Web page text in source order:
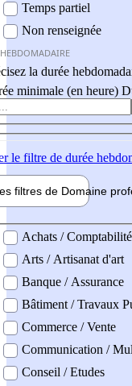
Temps partiel
Non renseignée
la durée
minimale (en heure)
le filtre de durée
filtres de Domaine pro
professionel
Achats /
Arts / Artisanat d'art
Banque / Assurance
Bâtiment / Travaux
Commerce / Vente
Communication /
Conseil / Etudes